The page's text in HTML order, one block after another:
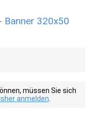
Banner 320x50
müssen Sie sich
anmelden